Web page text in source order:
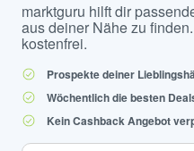
marktguru hilft dir
aus deiner Nähe zu
kostenfrei.
Prospekte deiner
Wöchentlich die besten
Kein Cashback Angebot